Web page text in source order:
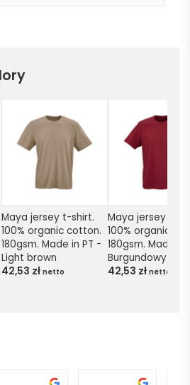
Maya jersey t-shirt.
100% organic cotton.
180gsm. Made in PT -
Light brown
42,53 zł netto
Maya jersey t-
100% organic
180gsm. Made in
Burgundowy
42,53 zł netto